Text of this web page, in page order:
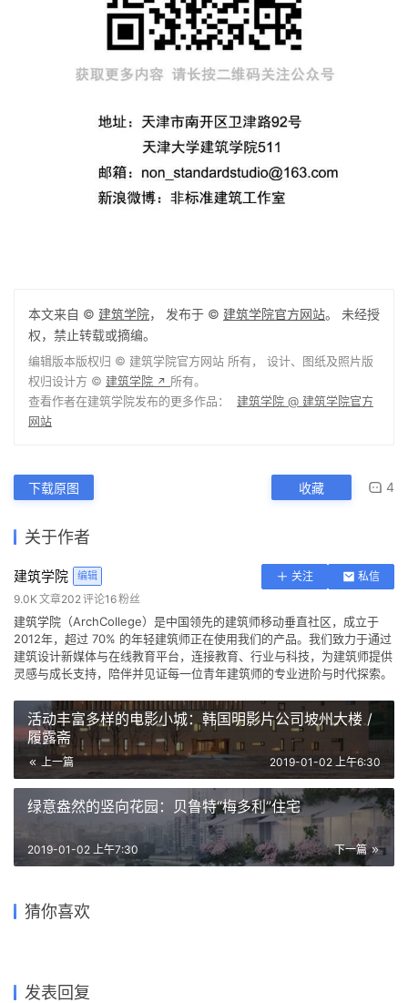
本文来自 © 建筑学院， 发布于 © 建筑学院官方网站。 未经授
权，禁止转载或摘编。
编辑版本版权归 © 建筑学院官方网站 所有， 设计、图纸及照片版
权归设计方 © 建筑学院 ↗ 所有。
查看作者在建筑学院发布的更多作品： 建筑学院 @ 建筑学院官方
网站
下载原图 收藏 4
关于作者
建筑学院 编辑 关注
私信
9.0K 文章202评论16粉丝
建筑学院（ArchCollege）是中国领先的建筑师移动垂直社区，成立于
2012年，超过 70% 的年轻建筑师正在使用我们的产品。我们致力于通过
建筑设计新媒体与在线教育平台，连接教育、行业与科技，为建筑师提供
灵感与成长支持，陪伴并见证每一位青年建筑师的专业进阶与时代探索。
活动丰富多样的电影小城：韩国明影片公司坡州大楼 /
履露斋
上一篇 2019-01-02 上午6:30
绿意盎然的竖向花园：贝鲁特“梅多利”住宅
下一篇
2019-01-02 上午7:30
猜你喜欢
Dogma
项目方案 – 郑州西部环保能源
唯有卡拉特拉瓦，才敢让建筑
2018清华建筑学院大师课评
发表回复